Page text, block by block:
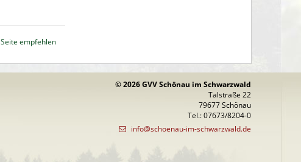
Seite empfehlen
© 2026 GVV Schönau im Schwarzwald
Talstraße 22
79677 Schönau
Tel.: 07673/8204-0
info@schoenau-im-schwarzwald.de